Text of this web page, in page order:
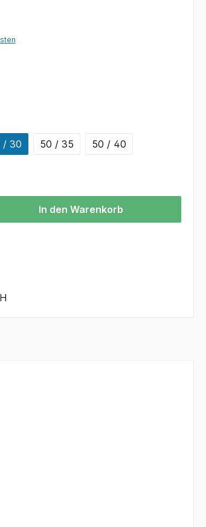
/ 30 50 / 35 50 / 40
In den Warenkorb